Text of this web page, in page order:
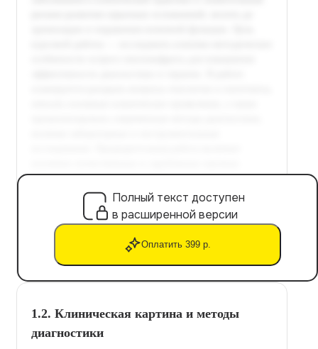
Полный текст доступен
в расширенной версии
Оплатить 399 р.
1.2. Клиническая картина и методы
диагностики